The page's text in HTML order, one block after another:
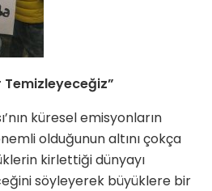
Temizleyeceğiz”
küresel emisyonların
olduğunun altını çokça
kirlettiği dünyayı
söyleyerek büyüklere bir